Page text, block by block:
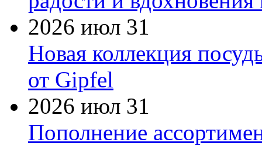
2026 июл 31
Новая коллекция
от Gipfel
2026 июл 31
Пополнение